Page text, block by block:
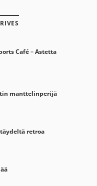
Café – Astetta
manttelinperijä
retroa